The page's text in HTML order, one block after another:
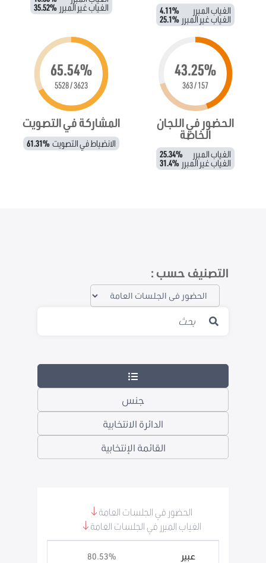
الغياب المبرر 4.11%
الغياب غير المبرر 25.1%
الغياب غير المبرر 35.52%
43.25%
157 / 363
الحضور في اللجان
الخاصة
الغياب المبرر 25.34%
الغياب غير المبرر 31.4%
65.54%
3623 / 5528
المشاركة في التصويت
الانضباط في التصويت 61.31%
التصنيف حسب :
جنس
الدائرة الانتخابية
القائمة الإنتخابية
الحضور في الجلسات العامة
الغياب المبرر في الجلسات العامة
عبير
80.53%